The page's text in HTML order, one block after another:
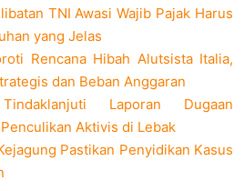
TNI Awasi Wajib Pajak Harus
yang Jelas
Rencana Hibah Alutsista Italia,
dan Beban Anggaran
Laporan Dugaan
Aktivis di Lebak
Pastikan Penyidikan Kasus